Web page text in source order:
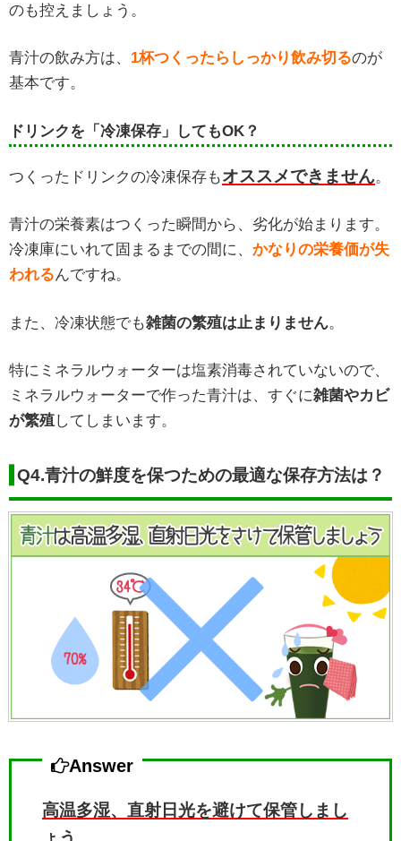
のも控えましょう。
青汁の飲み方は、 1杯つくったらしっかり飲み切るのが
基本です。
ドリンクを「冷凍保存」してもOK？
つくったドリンクの冷凍保存もオススメできません。
青汁の栄養素はつくった瞬間から、劣化が始まります。
冷凍庫にいれて固まるまでの間に、 かなりの栄養価が失
われるんですね。
また、冷凍状態でも雑菌の繁殖は止まりません。
特にミネラルウォーターは塩素消毒されていないので、
ミネラルウォーターで作った青汁は、すぐに雑菌やカビ
が繁殖してしまいます。
Q4.青汁の鮮度を保つための最適な保存方法は？
Answer
高温多湿、直射日光を避けて保管しまし